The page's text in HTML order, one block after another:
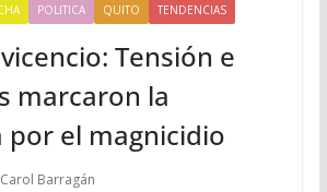
POLITICA QUITO TENDENCIAS
Tensión e
marcaron la
por el magnicidio
Carol Barragán